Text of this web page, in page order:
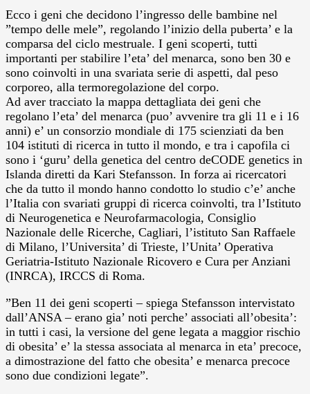
Ecco i geni che decidono l’ingresso delle bambine nel
”tempo delle mele”, regolando l’inizio della puberta’ e la
comparsa del ciclo mestruale. I geni scoperti, tutti
importanti per stabilire l’eta’ del menarca, sono ben 30 e
sono coinvolti in una svariata serie di aspetti, dal peso
corporeo, alla termoregolazione del corpo.
Ad aver tracciato la mappa dettagliata dei geni che
regolano l’eta’ del menarca (puo’ avvenire tra gli 11 e i 16
anni) e’ un consorzio mondiale di 175 scienziati da ben
104 istituti di ricerca in tutto il mondo, e tra i capofila ci
sono i ‘guru’ della genetica del centro deCODE genetics in
Islanda diretti da Kari Stefansson. In forza ai ricercatori
che da tutto il mondo hanno condotto lo studio c’e’ anche
l’Italia con svariati gruppi di ricerca coinvolti, tra l’Istituto
di Neurogenetica e Neurofarmacologia, Consiglio
Nazionale delle Ricerche, Cagliari, l’istituto San Raffaele
di Milano, l’Universita’ di Trieste, l’Unita’ Operativa
Geriatria-Istituto Nazionale Ricovero e Cura per Anziani
(INRCA), IRCCS di Roma.
”Ben 11 dei geni scoperti – spiega Stefansson intervistato
dall’ANSA – erano gia’ noti perche’ associati all’obesita’:
in tutti i casi, la versione del gene legata a maggior rischio
di obesita’ e’ la stessa associata al menarca in eta’ precoce,
a dimostrazione del fatto che obesita’ e menarca precoce
sono due condizioni legate”.